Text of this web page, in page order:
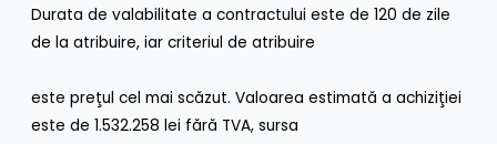
Durata de valabilitate a contractului este de 120 de zile
de la atribuire, iar criteriul de atribuire
este preţul cel mai scăzut. Valoarea estimată a achiziţiei
este de 1.532.258 lei fără TVA, sursa